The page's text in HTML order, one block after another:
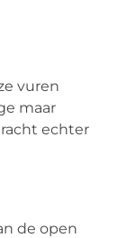
vuren
maar
echter
de open